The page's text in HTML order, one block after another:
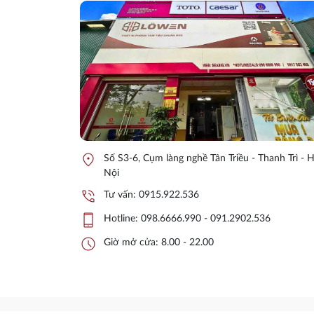
location_on
Số S3-6, Cụm làng nghề Tân Triều - Thanh Trì -
Nội
phone_in_talk Tư vấn: 0915.922.536
phone_iphone Hotline: 098.6666.990 - 091.2902.536
schedule Giờ mở cửa: 8.00 - 22.00